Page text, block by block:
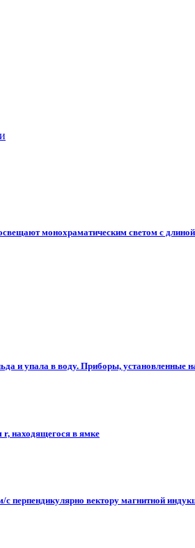
монохраматическим светом с
и упала в воду. Приборы, установленные
r, находящегося в ямке
перпендикулярно вектору магнитной